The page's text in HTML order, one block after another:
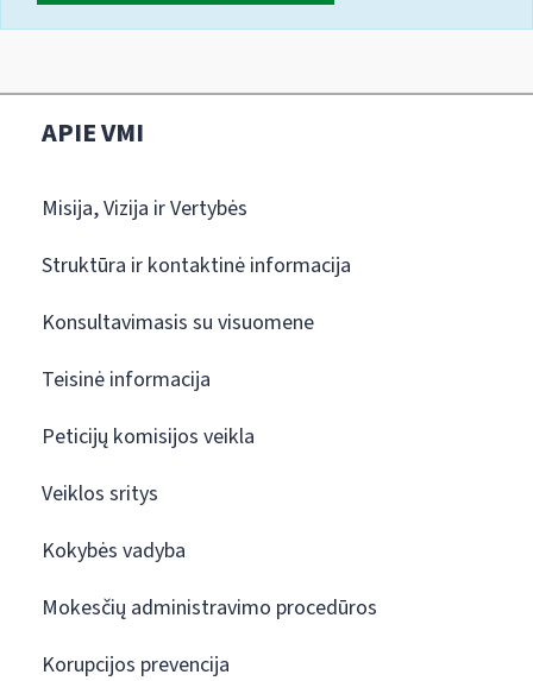
APIE VMI
Misija, Vizija ir Vertybės
Struktūra ir kontaktinė informacija
Konsultavimasis su visuomene
Teisinė informacija
Peticijų komisijos veikla
Veiklos sritys
Kokybės vadyba
Mokesčių administravimo procedūros
Korupcijos prevencija